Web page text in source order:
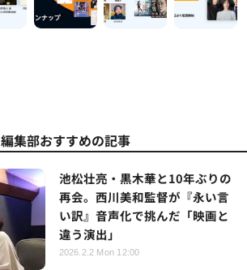
編集部おすすめの記事
池松壮亮・黒木華と10年ぶりの
再会。西川美和監督が『永い言
い訳』音声化で挑んだ「映画と
違う演出」
2026.2.2 Mon 12:00